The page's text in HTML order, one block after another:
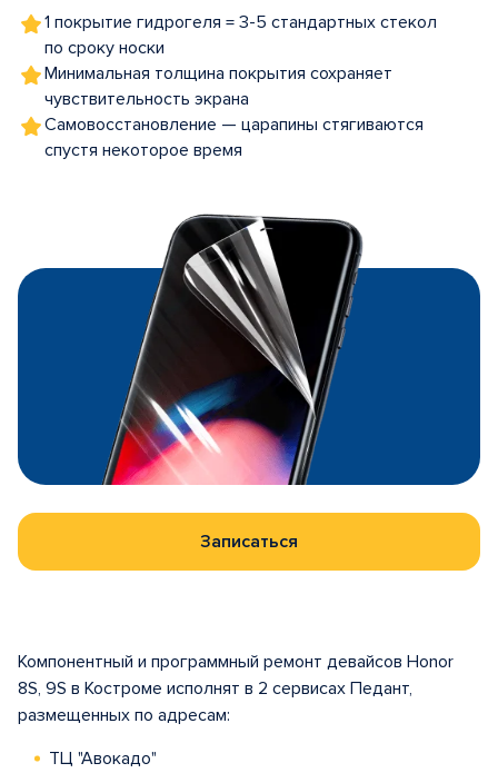
1 покрытие гидрогеля = 3-5 стандартных стекол
по сроку носки
Минимальная толщина покрытия сохраняет
чувствительность экрана
Самовосстановление — царапины стягиваются
спустя некоторое время
Записаться
Компонентный и программный ремонт девайсов Honor
8S, 9S в Костроме исполнят в 2 сервисах Педант,
размещенных по адресам:
ТЦ "Авокадо"